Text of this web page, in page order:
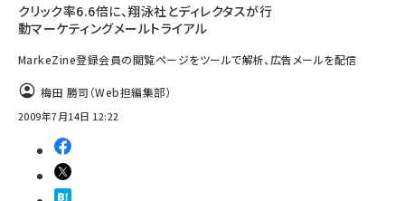
クリック率6.6倍に、翔泳社とディレクタスが行
動マーケティングメールトライアル
MarkeZine登録会員の閲覧ページをツールで解析、広告メールを配信
梅田 勝司（Web担編集部）
2009年7月14日 12:22